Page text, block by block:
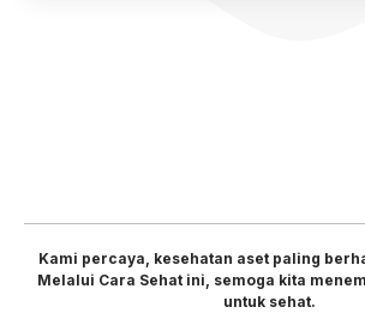
Kami percaya, kesehatan aset paling
Melalui Cara Sehat ini, semoga kita
untuk sehat.